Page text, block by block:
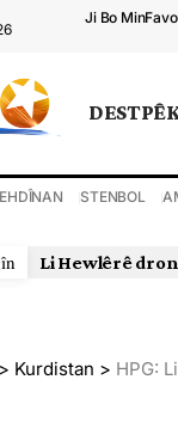
Ji Bo Min
STENBOL
> Kurdistan > HPG: